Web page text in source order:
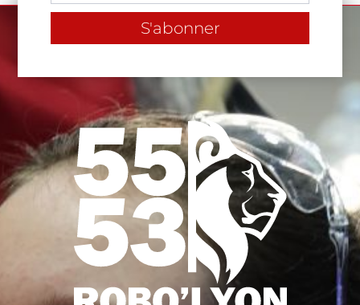
S'abonner